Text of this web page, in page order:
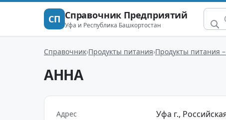
СП Справочник Предприятий
Уфа и Республика Башкортостан
Справочник Продукты питания Продукты питания
АННА
Адрес Уфа г.,